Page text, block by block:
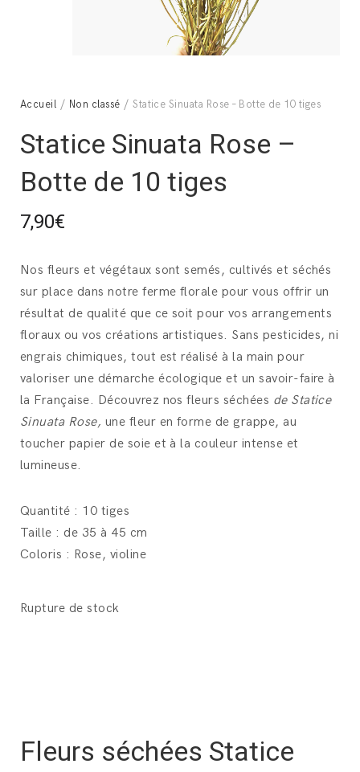
Accueil / Non classé / Statice Sinuata Rose – Botte de 10 tiges
Statice Sinuata Rose –
Botte de 10 tiges
7,90€
Nos fleurs et végétaux sont semés, cultivés et séchés
sur place dans notre ferme florale pour vous offrir un
résultat de qualité que ce soit pour vos arrangements
floraux ou vos créations artistiques. Sans pesticides, ni
engrais chimiques, tout est réalisé à la main pour
valoriser une démarche écologique et un savoir-faire à
la Française. Découvrez nos fleurs séchées de Statice
Sinuata Rose, une fleur en forme de grappe, au
toucher papier de soie et à la couleur intense et
lumineuse.
Quantité : 10 tiges
Taille : de 35 à 45 cm
Coloris : Rose, violine
Rupture de stock
Fleurs séchées Statice